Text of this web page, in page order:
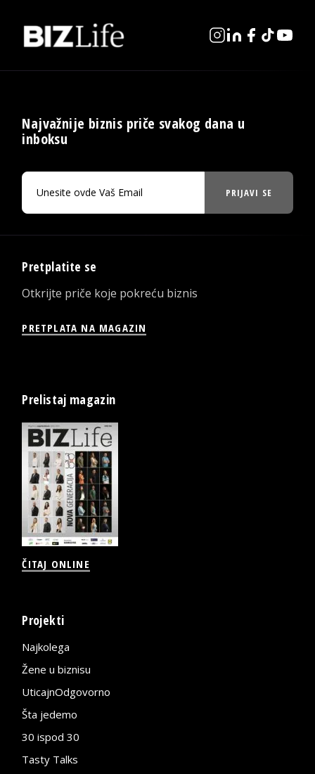
Najvažnije biznis priče svakog dana u
inboksu
PRIJAVI SE
Pretplatite se
Otkrijte priče koje pokreću biznis
PRETPLATA NA MAGAZIN
Prelistaj magazin
ČITAJ ONLINE
Projekti
Najkolega
Žene u biznisu
UticajnOdgovorno
Šta jedemo
30 ispod 30
Tasty Talks